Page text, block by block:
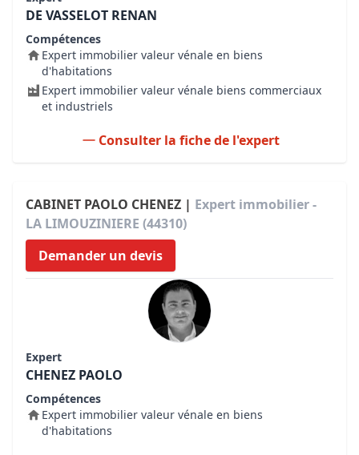
DE VASSELOT RENAN
Compétences
Expert immobilier valeur vénale en biens
d'habitations
Expert immobilier valeur vénale biens commerciaux
et industriels
Consulter la fiche de l'expert
CABINET PAOLO CHENEZ | Expert immobilier -
LA LIMOUZINIERE (44310)
Demander un devis
Expert
CHENEZ PAOLO
Compétences
Expert immobilier valeur vénale en biens
d'habitations